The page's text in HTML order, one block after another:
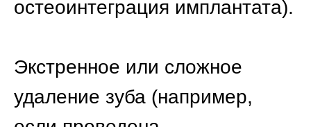
можно установить через 21–
Более раннее проведение
протезирования в такой